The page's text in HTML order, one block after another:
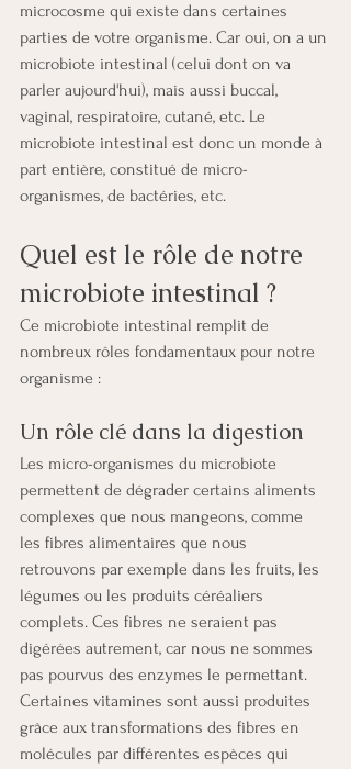
microcosme qui existe dans certaines
parties de votre organisme. Car oui, on a un
microbiote intestinal (celui dont on va
parler aujourd'hui), mais aussi buccal,
vaginal, respiratoire, cutané, etc. Le
microbiote intestinal est donc un monde à
part entière, constitué de micro-
organismes, de bactéries, etc.
Quel est le rôle de notre
microbiote intestinal ?
Ce microbiote intestinal remplit de
nombreux rôles fondamentaux pour notre
organisme :
Un rôle clé dans la digestion
Les micro-organismes du microbiote
permettent de dégrader certains aliments
complexes que nous mangeons, comme
les fibres alimentaires que nous
retrouvons par exemple dans les fruits, les
légumes ou les produits céréaliers
complets. Ces fibres ne seraient pas
digérées autrement, car nous ne sommes
pas pourvus des enzymes le permettant.
Certaines vitamines sont aussi produites
grâce aux transformations des fibres en
molécules par différentes espèces qui